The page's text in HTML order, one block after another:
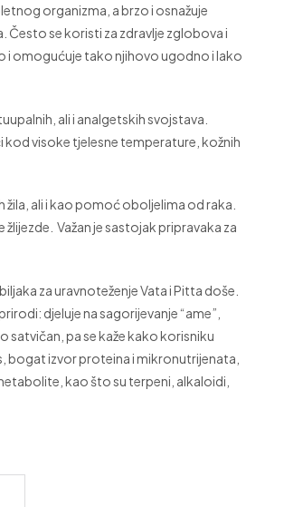
organizma, a brzo i osnažuje
Često se koristi za zdravlje zglobova i
i omogućuje tako njihovo ugodno i lako
ali i analgetskih svojstava.
visoke tjelesne temperature, kožnih
žila, ali i kao pomoć oboljelima od raka.
Važan je sastojak pripravaka za
za uravnoteženje Vata i Pitta doše.
djeluje na sagorijevanje “ame”,
pa se kaže kako korisniku
bogat izvor proteina i mikronutrijenata,
kao što su terpeni, alkaloidi,